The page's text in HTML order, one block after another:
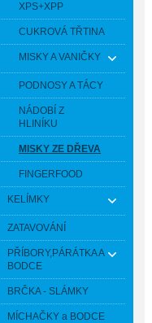
XPS+XPP
CUKROVÁ TŘTINA
MISKY A VANIČKY
PODNOSY A TÁCY
NÁDOBÍ Z
HLINÍKU
MISKY ZE DŘEVA
FINGERFOOD
KELÍMKY
ZATAVOVÁNÍ
PŘÍBORY,PÁRÁTKA A
BODCE
BRČKA - SLÁMKY
MÍCHAČKY a BODCE